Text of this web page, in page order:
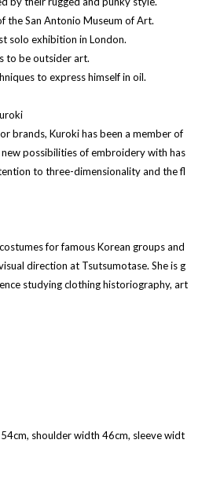
the San Antonio Museum of Art.
solo exhibition in London.
to be outsider art.
to express himself in oil.
brands, Kuroki has been a member of
possibilities of embroidery with has
to three-dimensionality and the fl
for famous Korean groups and
direction at Tsutsumotase. She is g
studying clothing historiography, art
shoulder width 46cm, sleeve widt